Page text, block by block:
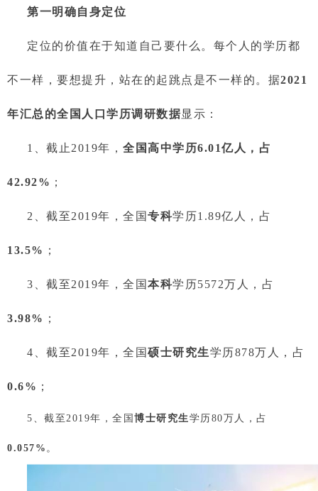
第一明确自身定位
定位的价值在于知道自己要什么。每个人的学历都
不一样，要想提升，站在的起跳点是不一样的。据2021
年汇总的全国人口学历调研数据显示：
1、截止2019年， 全国高中学历6.01亿人，占
42.92% ；
2、截至2019年，全国 专科学历1.89亿人，占
13.5% ；
3、截至2019年，全国 本科学历5572万人，占
3.98% ；
4、截至2019年，全国 硕士研究生学历878万人，占
0.6% ；
5、截至2019年，全国 博士研究生学历80万人，占
0.057% 。